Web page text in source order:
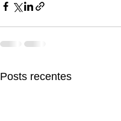
Posts recentes